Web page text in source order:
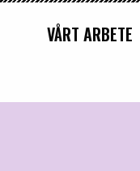
VÅRT ARBETE